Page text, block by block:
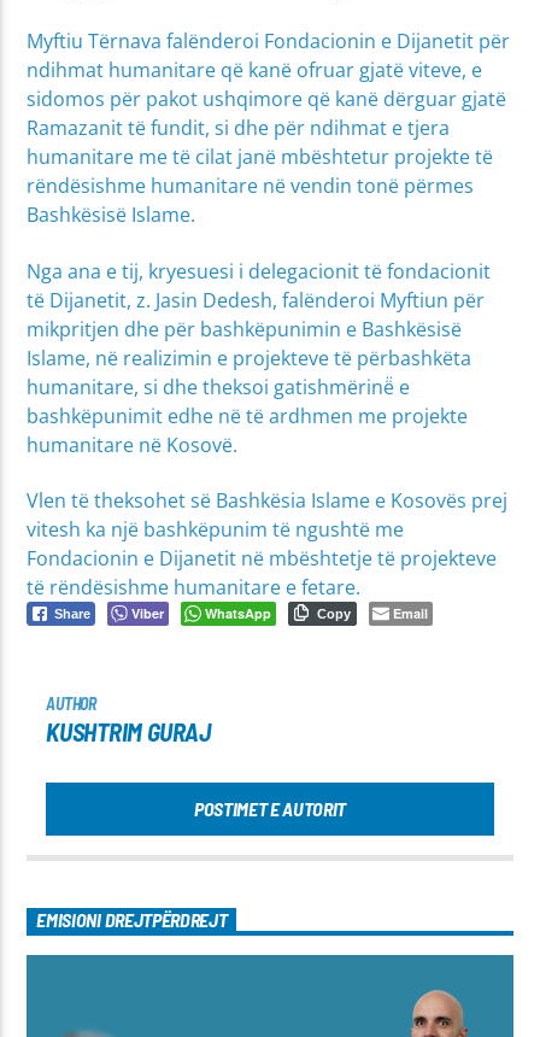
Myftiu Tërnava falënderoi Fondacionin e Dijanetit për
ndihmat humanitare që kanë ofruar gjatë viteve, e
sidomos për pakot ushqimore që kanë dërguar gjatë
Ramazanit të fundit, si dhe për ndihmat e tjera
humanitare me të cilat janë mbështetur projekte të
rëndësishme humanitare në vendin tonë përmes
Bashkësisë Islame.
Nga ana e tij, kryesuesi i delegacionit të fondacionit
të Dijanetit, z. Jasin Dedesh, falënderoi Myftiun për
mikpritjen dhe për bashkëpunimin e Bashkësisë
Islame, në realizimin e projekteve të përbashkëta
humanitare, si dhe theksoi gatishmërinë̈ e
bashkëpunimit edhe në të ardhmen me projekte
humanitare në Kosovë.
Vlen të theksohet së Bashkësia Islame e Kosovës prej
vitesh ka një bashkëpunim të ngushtë me
Fondacionin e Dijanetit në mbështetje të projekteve
të rëndësishme humanitare e fetare.
Share Viber WhatsApp Copy Email
AUTHOR
KUSHTRIM GURAJ
POSTIMET E AUTORIT
EMISIONI DREJTPËRDREJT